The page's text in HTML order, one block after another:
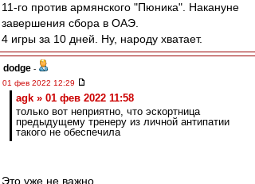
11-го против армянского "Пюника". Накануне
завершения сбора в ОАЭ.
4 игры за 10 дней. Ну, народу хватает.
dodge -
01 фев 2022 12:29
agk » 01 фев 2022 11:58
только вот неприятно, что эскортница
предыдущему тренеру из личной антипатии
такого не обеспечила
Это уже не важно.